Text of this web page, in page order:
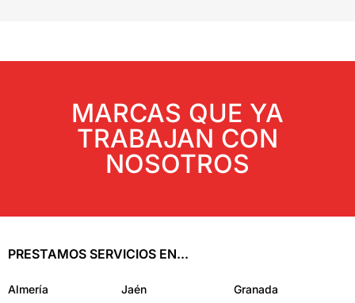
MARCAS QUE YA
TRABAJAN CON
NOSOTROS
PRESTAMOS SERVICIOS EN...
Almería Jaén
Granada